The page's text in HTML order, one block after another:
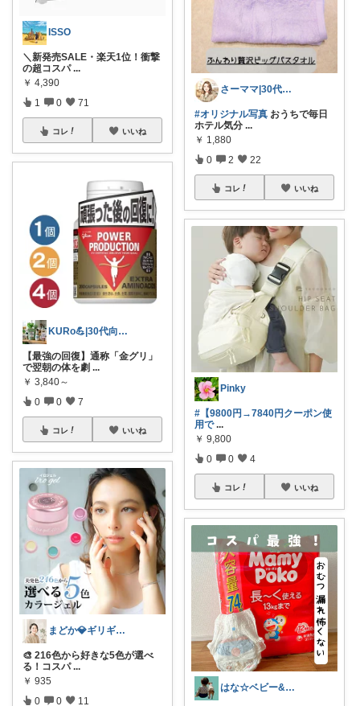
ISSO
＼新発売SALE・楽天1位！衝撃
の超コスパ ...
￥ 4,390
1 0 71
コレ いいね
KURo💪|30代向け健康美容関連商品
【最強の回復】通称「金グリ」
で翌朝の体を劇 ...
￥ 3,840～
0 0 7
コレ いいね
まどか💎ギリギリアラサーOL
🎨 216色から好きな5色が選べ
る！コスパ ...
￥ 935
0 0 11
さーママ|30代小2女児ママ🎀
#オリジナル写真 おうちで毎日
ホテル気分 ...
￥ 1,880
0 2 22
コレ いいね
Pinky
#【9800円→7840円クーポン使
用で ...
￥ 9,800
0 0 4
コレ いいね
はな☆ベビー&キッズ